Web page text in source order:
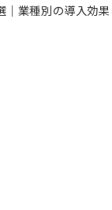
｜業種別の導入効